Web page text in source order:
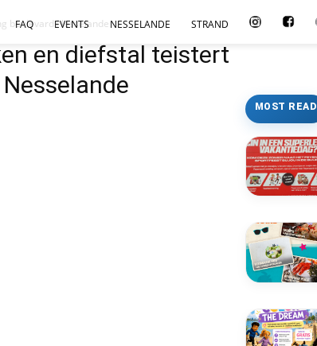
FAQ EVENTS NESSELANDE STRAND
boulevard Nesselande
en diefstal teistert
MOST READ